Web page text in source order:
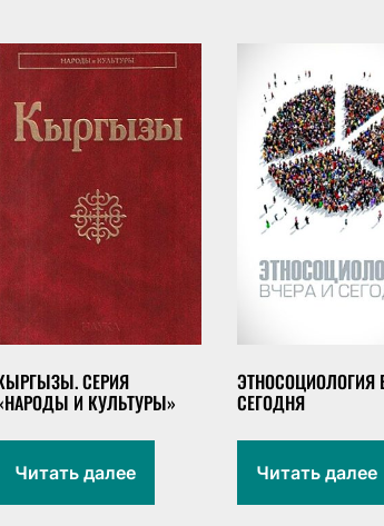
СЕРИЯ
И КУЛЬТУРЫ»
Читать далее
ЭТНОСОЦИОЛОГИЯ
СЕГОДНЯ
Читать далее